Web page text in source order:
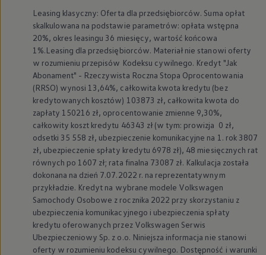
Leasing klasyczny: Oferta dla przedsiębiorców. Suma opłat
skalkulowana na podstawie parametrów: opłata wstępna
20%, okres leasingu 36 miesięcy, wartość końcowa
1%.Leasing dla przedsiębiorców. Materiał nie stanowi oferty
w rozumieniu przepisów Kodeksu cywilnego. Kredyt "Jak
Abonament" - Rzeczywista Roczna Stopa Oprocentowania
(RRSO) wynosi 13,64%, całkowita kwota kredytu (bez
kredytowanych kosztów) 103873 zł, całkowita kwota do
zapłaty 150216 zł, oprocentowanie zmienne 9,30%,
całkowity koszt kredytu 46343 zł (w tym: prowizja 0 zł,
odsetki 35 558 zł, ubezpieczenie komunikacyjne na 1. rok 3807
zł, ubezpieczenie spłaty kredytu 6978 zł), 48 miesięcznych rat
równych po 1607 zł; rata finalna 73087 zł. Kalkulacja została
dokonana na dzień 7.07.2022 r. na reprezentatywnym
przykładzie. Kredyt na wybrane modele Volkswagen
Samochody Osobowe z rocznika 2022 przy skorzystaniu z
ubezpieczenia komunikacyjnego i ubezpieczenia spłaty
kredytu oferowanych przez Volkswagen Serwis
Ubezpieczeniowy Sp. z o.o. Niniejsza informacja nie stanowi
oferty w rozumieniu kodeksu cywilnego. Dostępność i warunki